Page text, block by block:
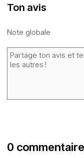
Ton avis
Note globale
0 commentaire